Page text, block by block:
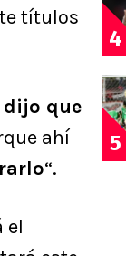
títulos
dijo que
ahí
“.
el
4
5